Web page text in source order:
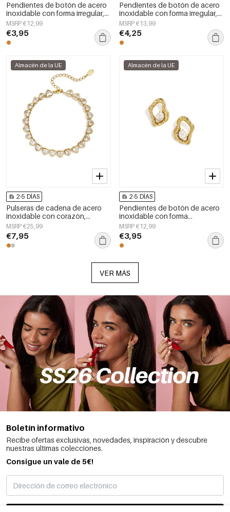
Pendientes de botón de acero
inoxidable con forma irregular,
sencillos, de la serie Daily
Simple, joyería para mujer.
MSRP €12,99
€3,95
Pendientes de botón de acero
inoxidable con forma irregular,
sencillos, de la serie Daily
Simple, joyería para mujer.
MSRP €13,99
€4,25
Almacén de la UE
2-5 DÍAS
Pulseras de cadena de acero
inoxidable con corazón,
sencillas, de la serie Daily
Simple, joyería para mujer.
MSRP €25,99
€7,95
Almacén de la UE
2-5 DÍAS
Pendientes de botón de acero
inoxidable con forma
geométrica, sencillos, de la
serie Daily Simple, joyería para
mujer.
MSRP €12,99
€3,95
VER MÁS
Boletín informativo
Recibe ofertas exclusivas, novedades, inspiración y descubre
nuestras últimas colecciones.
Consigue un vale de 5€!